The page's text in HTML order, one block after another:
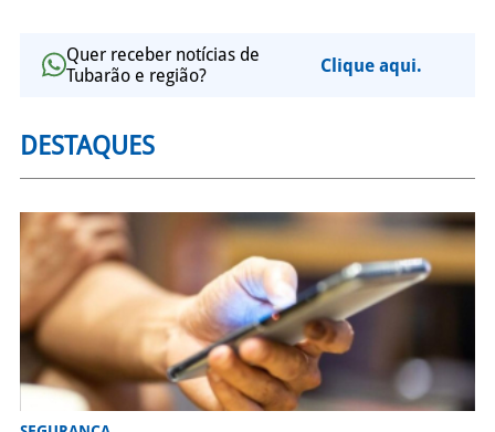
Quer receber notícias de
Tubarão e região?
Clique aqui.
DESTAQUES